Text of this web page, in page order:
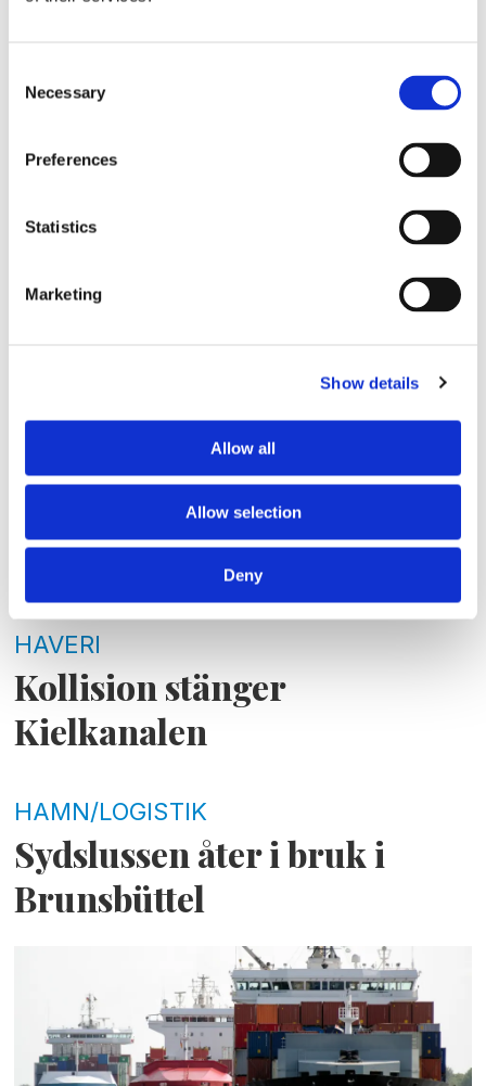
Selection
Necessary
Preferences
Statistics
Marketing
Show details
Allow all
Allow selection
Deny
successivt i Kielkanalen
TANK
HAVERI
Kollision stänger
Kielkanalen
HAMN/LOGISTIK
Sydslussen åter i bruk i
Brunsbüttel